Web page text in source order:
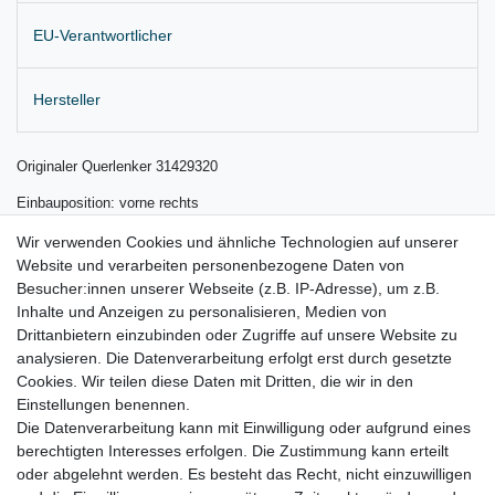
EU-Verantwortlicher
Hersteller
Originaler Querlenker 31429320
Einbauposition: vorne rechts
Lieferung wie abgebildet
für:
Volvo V60 I 155/157 Bj. 2011 - 2018
Volvo S60 II 134 Bj. 01.2011 - 12.2015
Volvo V70 III 135/BW Bj. 2007 – 2016
Lieferzeit etwa 1 bis 3 Werktage
Wir verwenden Cookies und ähnliche Technologien auf unserer
Website und verarbeiten personenbezogene Daten von
Besucher:innen unserer Webseite (z.B. IP-Adresse), um z.B.
Inhalte und Anzeigen zu personalisieren, Medien von
Drittanbietern einzubinden oder Zugriffe auf unsere Website zu
analysieren. Die Datenverarbeitung erfolgt erst durch gesetzte
Cookies. Wir teilen diese Daten mit Dritten, die wir in den
Einstellungen benennen.
Die Datenverarbeitung kann mit Einwilligung oder aufgrund eines
berechtigten Interesses erfolgen. Die Zustimmung kann erteilt
oder abgelehnt werden. Es besteht das Recht, nicht einzuwilligen